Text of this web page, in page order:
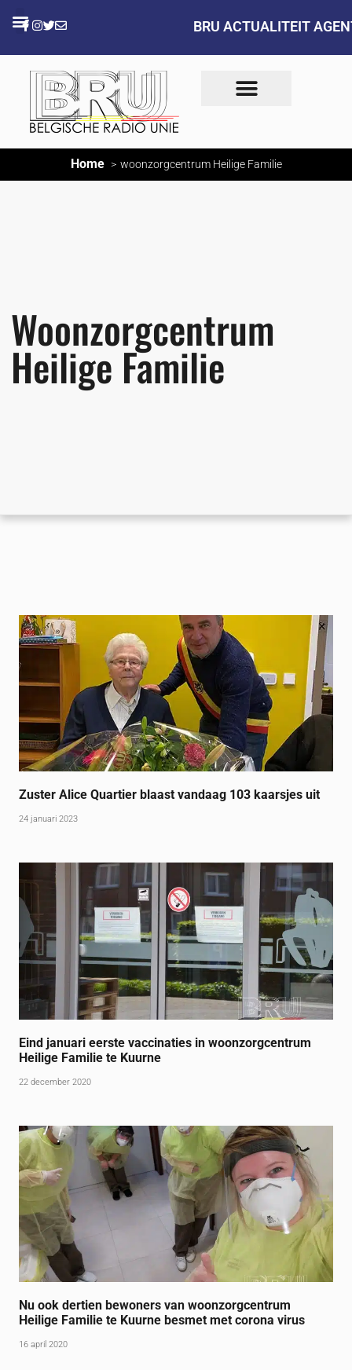
BRU ACTUALITEIT
Home woonzorgcentrum Heilige Familie
Woonzorgcentrum
Heilige Familie
Zuster Alice Quartier blaast vandaag 103 kaarsjes uit
24 januari 2023
Eind januari eerste vaccinaties in woonzorgcentrum
Heilige Familie te Kuurne
22 december 2020
Nu ook dertien bewoners van woonzorgcentrum
Heilige Familie te Kuurne besmet met corona virus
16 april 2020